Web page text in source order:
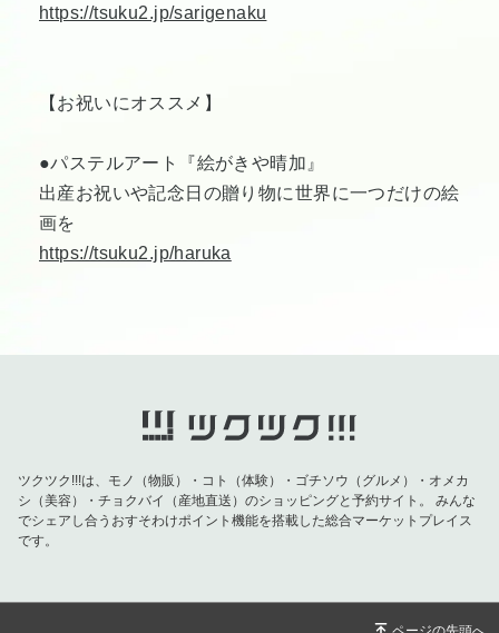
https://tsuku2.jp/sarigenaku
【お祝いにオススメ】
●パステルアート『絵がきや晴加』
出産お祝いや記念日の贈り物に世界に一つだけの絵
画を
https://tsuku2.jp/haruka
ツクツク!!!は、モノ（物販）・コト（体験）・ゴチソウ（グルメ）・オメカ
シ（美容）・チョクバイ（産地直送）のショッピングと予約サイト。
みんな
でシェアし合うおすそわけポイント機能を搭載した総合マーケットプレイス
です。